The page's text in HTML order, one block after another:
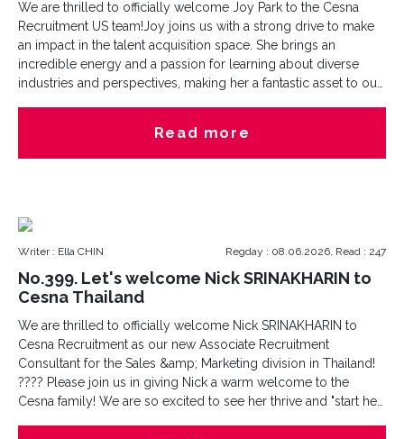
We are thrilled to officially welcome Joy Park to the Cesna
Recruitment US team!Joy joins us with a strong drive to make
an impact in the talent acquisition space. She brings an
incredible energy and a passion for learning about diverse
industries and perspectives, making her a fantastic asset to our
diving into a good book and listening to music.Looking to
grow your team or take the next step in your career?Joy is
Read more
Writer : Ella CHIN Regday : 08.06.2026, Read : 247
No.399. Let's welcome Nick SRINAKHARIN to
Cesna Thailand
We are thrilled to officially welcome Nick SRINAKHARIN to
Cesna Recruitment as our new Associate Recruitment
Consultant for the Sales &amp; Marketing division in Thailand!
???? Please join us in giving Nick a warm welcome to the
Cesna family! We are so excited to see her thrive and "start her